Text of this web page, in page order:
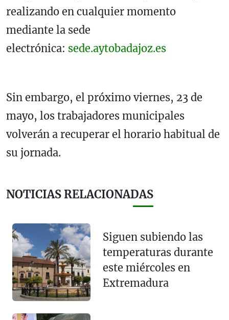
realizando en cualquier momento
mediante la sede
electrónica: sede.aytobadajoz.es
Sin embargo, el próximo viernes, 23 de
mayo, los trabajadores municipales
volverán a recuperar el horario habitual de
su jornada.
NOTICIAS RELACIONADAS
Siguen subiendo las
temperaturas durante
este miércoles en
Extremadura